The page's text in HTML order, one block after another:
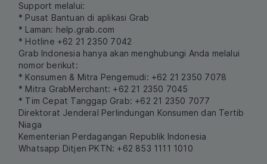
Support melalui:
* Pusat Bantuan di aplikasi Grab
* Laman: help.grab.com
* Hotline +62 21 2350 7042
Grab Indonesia hanya akan menghubungi Anda melalui
nomor berikut:
* Konsumen & Mitra Pengemudi: +62 21 2350 7078
* Mitra GrabMerchant: +62 21 2350 7045
* Tim Cepat Tanggap Grab: +62 21 2350 7077
Direktorat Jenderal Perlindungan Konsumen dan Tertib
Niaga
Kementerian Perdagangan Republik Indonesia
Whatsapp Ditjen PKTN: +62 853 1111 1010